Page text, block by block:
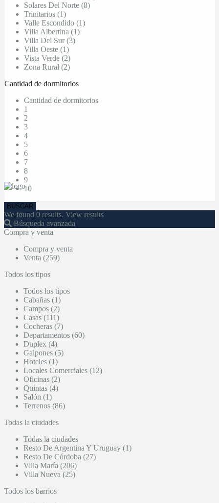
Solares Del Norte (8)
Trinitarios (1)
Valle Escondido (1)
Villa Albertina (1)
Villa Del Sur (3)
Villa Oeste (1)
Vista Verde (2)
Zona Rural (2)
Cantidad de dormitorios
Cantidad de dormitorios
1
2
3
4
5
6
7
8
9
10
We found 0 results. View results
Búsqueda avanzada
Compra y venta
Compra y venta
Venta (259)
Todos los tipos
Todos los tipos
Cabañas (1)
Campos (2)
Casas (111)
Cocheras (7)
Departamentos (60)
Duplex (4)
Galpones (5)
Hoteles (1)
Locales Comerciales (12)
Oficinas (2)
Quintas (4)
Salón (1)
Terrenos (86)
Todas la ciudades
Todas la ciudades
Resto De Argentina Y Uruguay (1)
Resto De Córdoba (27)
Villa María (206)
Villa Nueva (25)
Todos los barrios